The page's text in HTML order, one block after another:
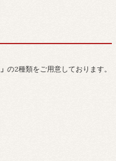
の2種類をご用意しております。